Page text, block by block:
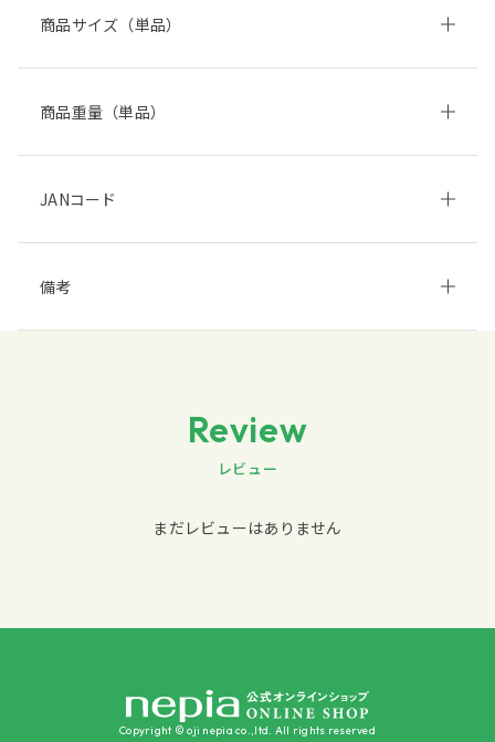
商品サイズ（単品）
商品重量（単品）
JANコード
備考
Review
レビュー
まだレビューはありません
Copyright © oji nepia co.,ltd. All rights reserved